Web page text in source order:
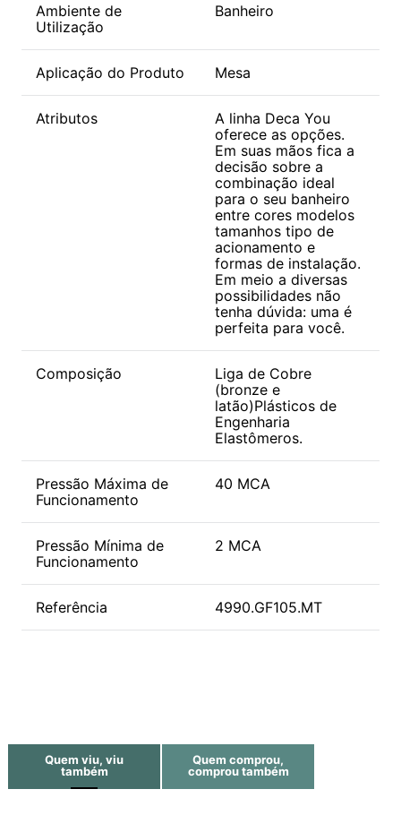
Ambiente de
Utilização
Banheiro
Aplicação do Produto Mesa
Atributos
A linha Deca You
oferece as opções.
Em suas mãos fica a
decisão sobre a
combinação ideal
para o seu banheiro
entre cores modelos
tamanhos tipo de
acionamento e
formas de instalação.
Em meio a diversas
possibilidades não
tenha dúvida: uma é
perfeita para você.
Composição
Liga de Cobre
(bronze e
latão)Plásticos de
Engenharia
Elastômeros.
Pressão Máxima de
Funcionamento
40 MCA
Pressão Mínima de
Funcionamento
2 MCA
Referência 4990.GF105.MT
Quem viu, viu
também
Quem comprou,
comprou também